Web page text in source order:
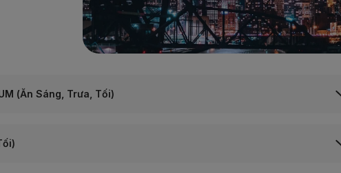
(Ăn Sáng, Trưa, Tối)
công trình